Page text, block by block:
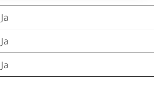
Ja
Ja
Ja